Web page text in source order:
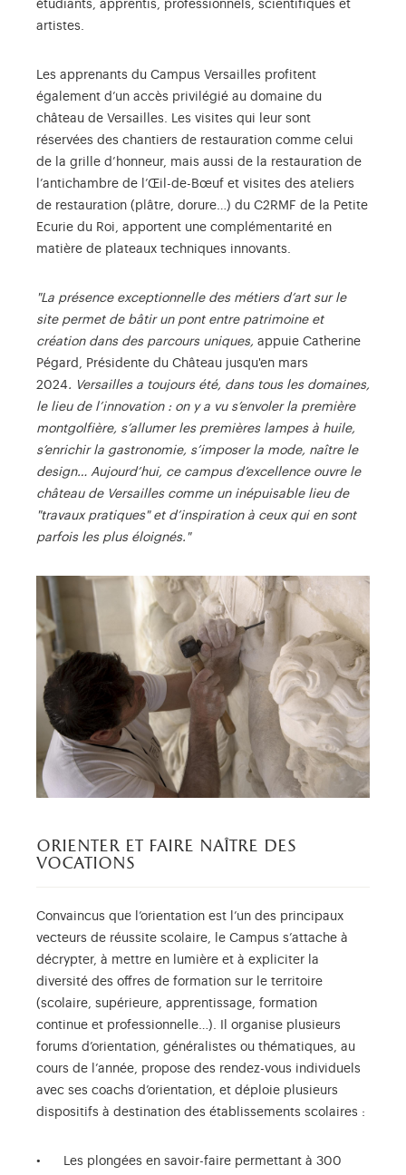
étudiants, apprentis, professionnels, scientifiques et
artistes.
Les apprenants du Campus Versailles profitent
également d’un accès privilégié au domaine du
château de Versailles. Les visites qui leur sont
réservées des chantiers de restauration comme celui
de la grille d’honneur, mais aussi de la restauration de
l’antichambre de l’Œil-de-Bœuf et visites des ateliers
de restauration (plâtre, dorure…) du C2RMF de la Petite
Ecurie du Roi, apportent une complémentarité en
matière de plateaux techniques innovants.
"La présence exceptionnelle des métiers d’art sur le
site permet de bâtir un pont entre patrimoine et
création dans des parcours uniques, appuie Catherine
Pégard, Présidente du Château jusqu'en mars
2024. Versailles a toujours été, dans tous les domaines,
le lieu de l’innovation : on y a vu s’envoler la première
montgolfière, s’allumer les premières lampes à huile,
s’enrichir la gastronomie, s’imposer la mode, naître le
design… Aujourd’hui, ce campus d’excellence ouvre le
château de Versailles comme un inépuisable lieu de
"travaux pratiques" et d’inspiration à ceux qui en sont
parfois les plus éloignés."
orienter et faire naître des
vocations
Convaincus que l’orientation est l’un des principaux
vecteurs de réussite scolaire, le Campus s’attache à
décrypter, à mettre en lumière et à expliciter la
diversité des offres de formation sur le territoire
(scolaire, supérieure, apprentissage, formation
continue et professionnelle…). Il organise plusieurs
forums d’orientation, généralistes ou thématiques, au
cours de l’année, propose des rendez-vous individuels
avec ses coachs d’orientation, et déploie plusieurs
dispositifs à destination des établissements scolaires :
Les plongées en savoir-faire permettant à 300